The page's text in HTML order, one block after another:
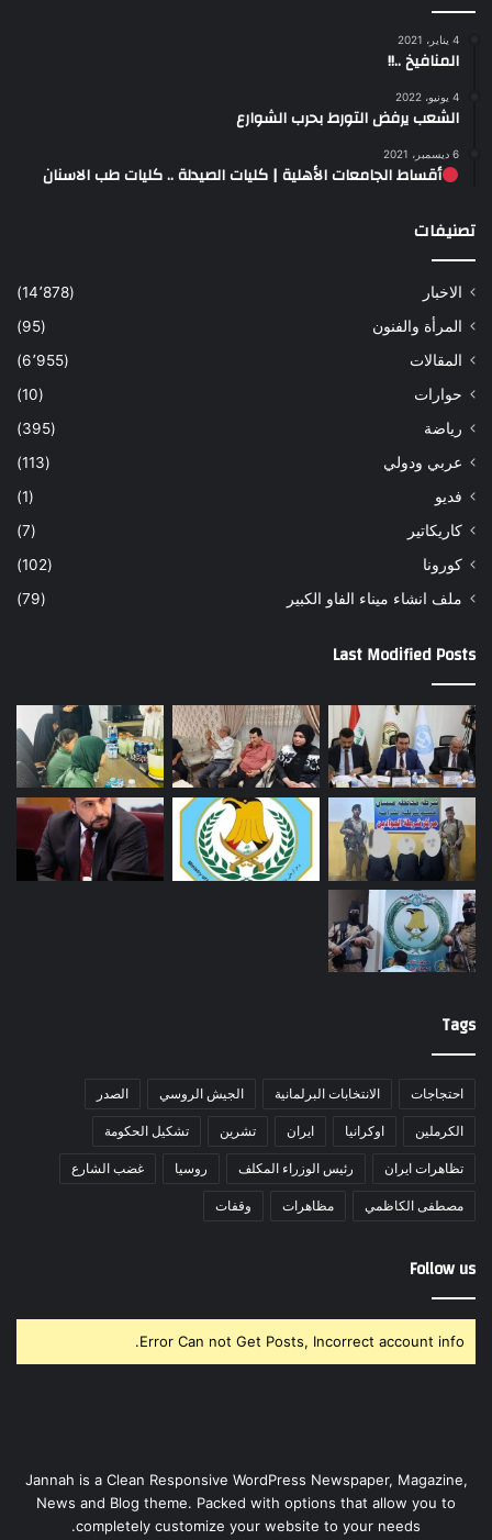
4 يناير، 2021
المنافيخ ..!!
4 يونيو، 2022
الشعب يرفض التورط بحرب الشوارع
6 ديسمبر، 2021
أقساط الجامعات الأهلية | كليات الصيدلة .. كليات طب الاسنان
تصنيفات
الاخبار
(14٬878)
المرأة والفنون
(95)
المقالات
(6٬955)
حوارات
(10)
رياضة
(395)
عربي ودولي
(113)
فديو
(1)
كاريكاتير
(7)
كورونا
(102)
ملف انشاء ميناء الفاو الكبير
(79)
Last Modified Posts
Tags
احتجاجات الانتخابات البرلمانية الجيش الروسي الصدر
الكرملين اوكرانيا ايران تشرين تشكيل الحكومة
تظاهرات ايران رئيس الوزراء المكلف روسيا غضب الشارع
مصطفى الكاظمي مظاهرات وقفات
Follow us
Error Can not Get Posts, Incorrect account info.
Jannah is a Clean Responsive WordPress Newspaper, Magazine,
News and Blog theme. Packed with options that allow you to
completely customize your website to your needs.